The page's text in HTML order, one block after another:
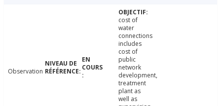
Observation
cost of
water
connections
includes
cost of
public
network
development,
treatment
plant as
well as